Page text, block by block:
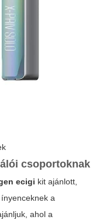
csoportoknak
ecigi kit ajánlott,
a
ahol a